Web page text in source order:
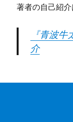
著者の自己紹
『青波
介